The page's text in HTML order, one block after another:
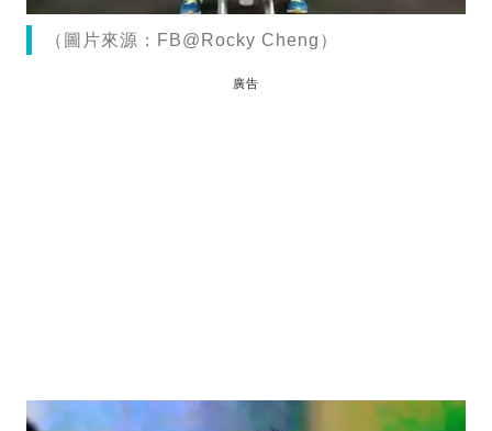
（圖片來源：FB@Rocky Cheng）
廣告